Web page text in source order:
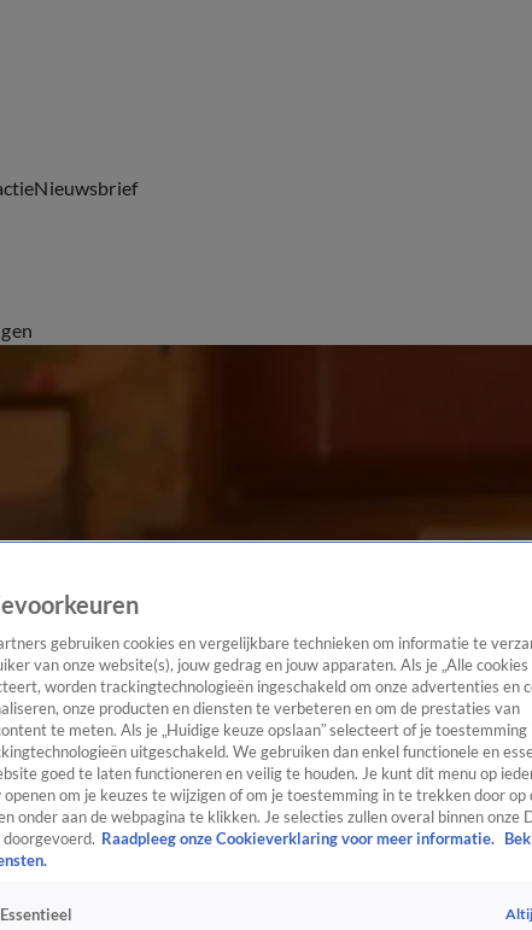
Nieuwsbrief
gebruiken cookies en vergelijkbare technieken om informatie te
van onze website(s), jouw gedrag en jouw apparaten. Als je „Alle cookies
worden trackingtechnologieën ingeschakeld om onze advertenties en
onze producten en diensten te verbeteren en om de prestaties van
te meten. Als je „Huidige keuze opslaan” selecteert of je
uitgeschakeld. We gebruiken dan enkel functionele en
goed te laten functioneren en veilig te houden. Je kunt dit menu op
om je keuzes te wijzigen of om je toestemming in te trekken door op
onder aan de webpagina te klikken. Je selecties zullen overal binnen onze
Raadpleeg onze Cookieverklaring voor meer informatie.